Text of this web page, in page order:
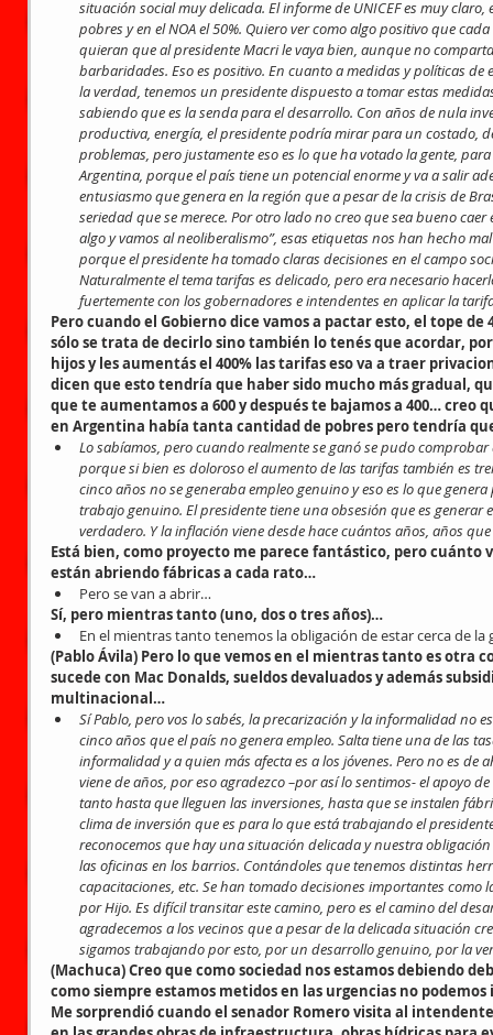
situación social muy delicada. El informe de UNICEF es muy
pobres y en el NOA el 50%. Quiero ver como algo positivo que
quieran que al presidente Macri le vaya bien, aunque no
barbaridades. Eso es positivo. En cuanto a medidas y políticas
la verdad, tenemos un presidente dispuesto a tomar estas
sabiendo que es la senda para el desarrollo. Con años de nula
productiva, energía, el presidente podría mirar para un costado,
problemas, pero justamente eso es lo que ha votado la gente,
Argentina, porque el país tiene un potencial enorme y va a salir
entusiasmo que genera en la región que a pesar de la crisis de
seriedad que se merece. Por otro lado no creo que sea bueno
algo y vamos al neoliberalismo”, esas etiquetas nos han hecho
porque el presidente ha tomado claras decisiones en el campo
Naturalmente el tema tarifas es delicado, pero era necesario
fuertemente con los gobernadores e intendentes en aplicar la
Pero cuando el Gobierno dice vamos a pactar esto, el tope
sólo se trata de decirlo sino también lo tenés que acordar,
hijos y les aumentás el 400% las tarifas eso va a traer
dicen que esto tendría que haber sido mucho más gradual,
que te aumentamos a 600 y después te bajamos a 400… creo
en Argentina había tanta cantidad de pobres pero tendría
Lo sabíamos, pero cuando realmente se ganó se pudo
porque si bien es doloroso el aumento de las tarifas también es
cinco años no se generaba empleo genuino y eso es lo que
trabajo genuino. El presidente tiene una obsesión que es generar
verdadero. Y la inflación viene desde hace cuántos años, años
Está bien, como proyecto me parece fantástico, pero cuánto
están abriendo fábricas a cada rato…
Pero se van a abrir…
Sí, pero mientras tanto (uno, dos o tres años)…
En el mientras tanto tenemos la obligación de estar cerca de
(Pablo Ávila) Pero lo que vemos en el mientras tanto es otra
sucede con Mac Donalds, sueldos devaluados y además
multinacional…
Sí Pablo, pero vos lo sabés, la precarización y la informalidad no
cinco años que el país no genera empleo. Salta tiene una de las
informalidad y a quien más afecta es a los jóvenes. Pero no es
viene de años, por eso agradezco –por así lo sentimos- el apoyo
tanto hasta que lleguen las inversiones, hasta que se instalen
clima de inversión que es para lo que está trabajando el
reconocemos que hay una situación delicada y nuestra
las oficinas en los barrios. Contándoles que tenemos distintas
capacitaciones, etc. Se han tomado decisiones importantes
por Hijo. Es difícil transitar este camino, pero es el camino del
agradecemos a los vecinos que a pesar de la delicada situación
sigamos trabajando por esto, por un desarrollo genuino, por la
(Machuca) Creo que como sociedad nos estamos debiendo
como siempre estamos metidos en las urgencias no
Me sorprendió cuando el senador Romero visita al